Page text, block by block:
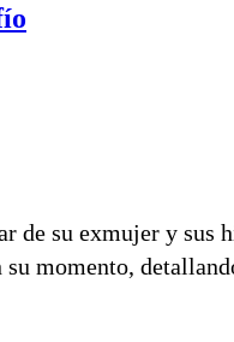
de su exmujer y sus
momento,